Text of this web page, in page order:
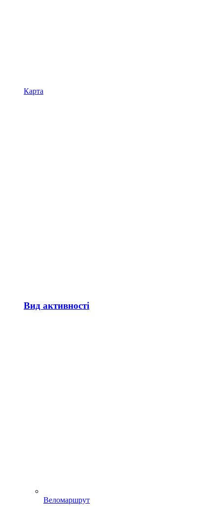
Карта
Вид активності
Веломаршрут